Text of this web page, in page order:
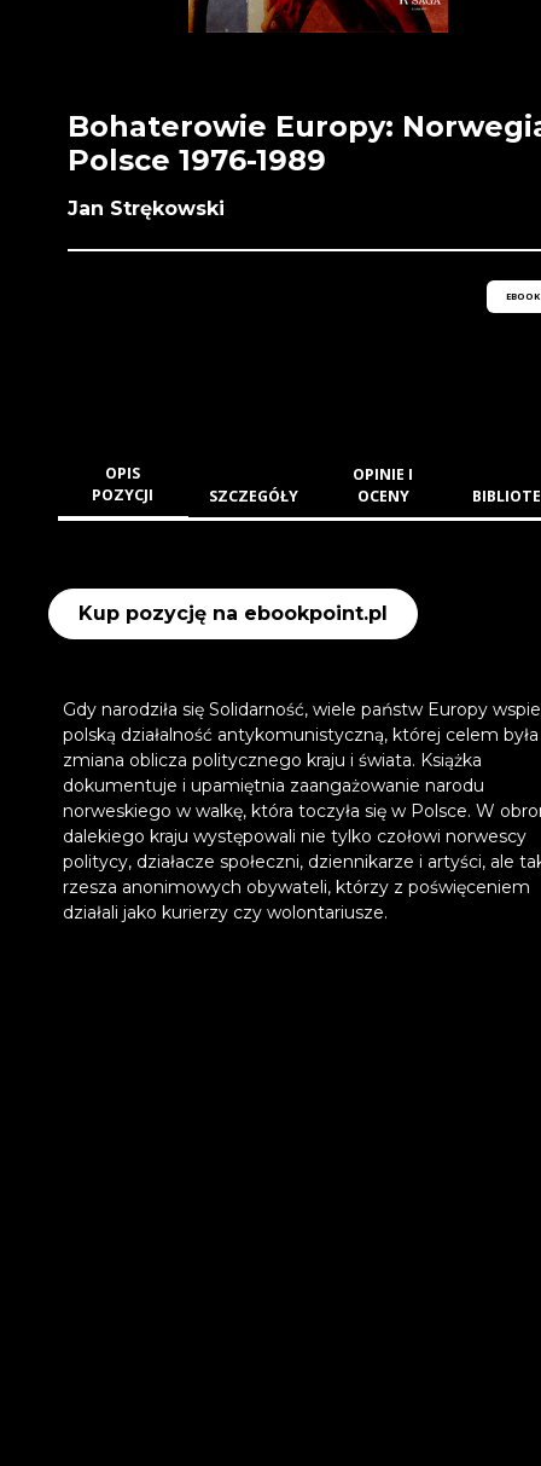
Bohaterowie Europy:
Polsce 1976-1989
Jan Strękowski
EBOOK
OPIS
POZYCJI
SZCZEGÓŁY
OPINIE I
OCENY
Kup pozycję na ebookpoint.pl
Gdy narodziła się Solidarność, wiele państw Europy
polską działalność antykomunistyczną, której celem była
zmiana oblicza politycznego kraju i świata. Książka
dokumentuje i upamiętnia zaangażowanie narodu
norweskiego w walkę, która toczyła się w Polsce. W
dalekiego kraju występowali nie tylko czołowi norwescy
politycy, działacze społeczni, dziennikarze i artyści, ale
rzesza anonimowych obywateli, którzy z poświęceniem
działali jako kurierzy czy wolontariusze.